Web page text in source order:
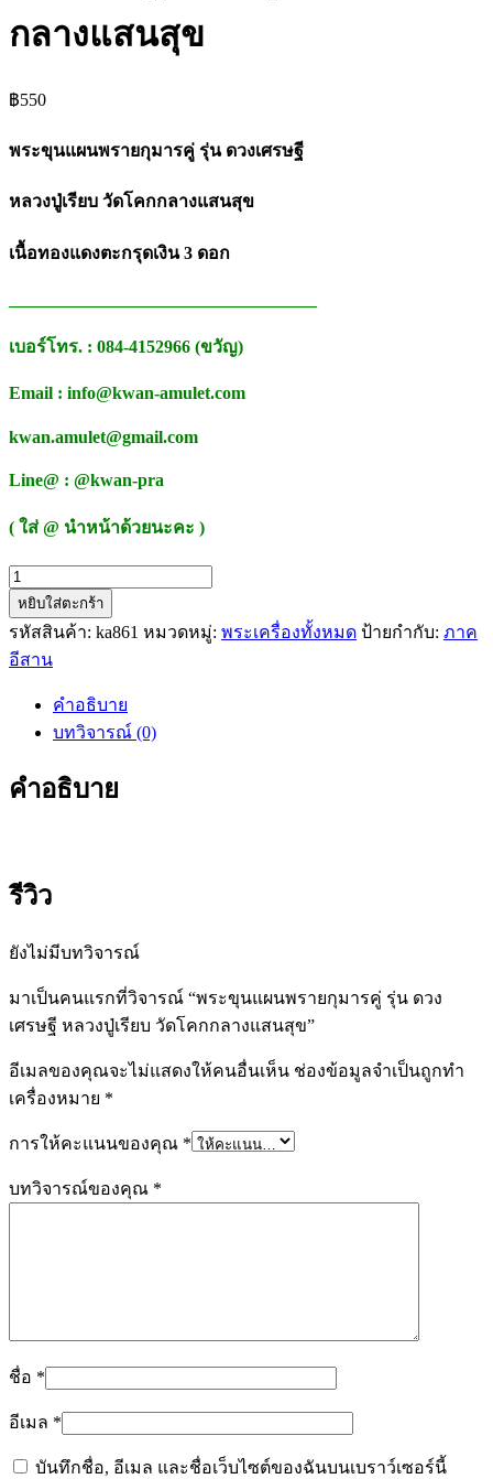
กลางแสนสุข
฿550
พระขุนแผนพรายกุมารคู่ รุ่น ดวงเศรษฐี
หลวงปู่เรียบ วัดโคกกลางแสนสุข
เนื้อทองแดงตะกรุดเงิน 3 ดอก
เบอร์โทร. : 084-4152966 (ขวัญ)
Email : info@kwan-amulet.com
kwan.amulet@gmail.com
Line@ : @kwan-pra
( ใส่ @ นำหน้าด้วยนะคะ )
จำนวน
พระ
ขุนแผน
พราย
ดวง
เศรษฐี
เรียบ
วัด
กลาง
แสนสุข
ชิ้น
หยิบใส่ตะกร้า
รหัสสินค้า: ka861 หมวดหมู่: พระเครื่องทั้งหมด ป้ายกำกับ: ภาค
อีสาน
คำอธิบาย
บทวิจารณ์ (0)
คำอธิบาย
รีวิว
ยังไม่มีบทวิจารณ์
มาเป็นคนแรกที่วิจารณ์ “พระขุนแผนพรายกุมารคู่ รุ่น ดวง
เศรษฐี หลวงปู่เรียบ วัดโคกกลางแสนสุข”
อีเมลของคุณจะไม่แสดงให้คนอื่นเห็น ช่องข้อมูลจำเป็นถูกทำ
เครื่องหมาย *
การให้คะแนนของคุณ *
บทวิจารณ์ของคุณ *
ชื่อ *
อีเมล *
บันทึกชื่อ, อีเมล และชื่อเว็บไซต์ของฉันบนเบราว์เซอร์นี้